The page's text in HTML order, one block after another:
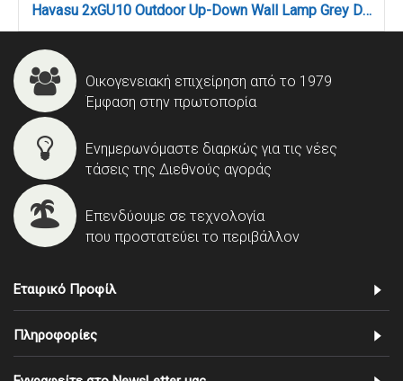
Havasu 2xGU10 Outdoor Up-Down Wall Lamp Grey D:14.7cmx9cm (80200334)
Οικογενειακή επιχείρηση από το 1979
Έμφαση στην πρωτοπορία
Ενημερωνόμαστε διαρκώς για τις νέες
τάσεις της Διεθνούς αγοράς
Επενδύουμε σε τεχνολογία
που προστατεύει το περιβάλλον
Εταιρικό Προφίλ
Πληροφορίες